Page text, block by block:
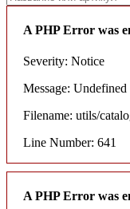
A PHP Error was
Severity: Notice
Message:
Filename: utils/
Line Number: 641
A PHP Error was